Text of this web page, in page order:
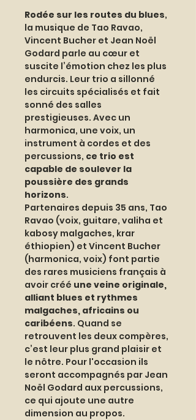
Rodée sur les routes du blues,
la musique de Tao Ravao,
Vincent Bucher et Jean Noël
Godard parle au cœur et
suscite l’émotion chez les plus
endurcis. Leur trio a sillonné
les circuits spécialisés et fait
sonné des salles
prestigieuses. Avec un
harmonica, une voix, un
instrument à cordes et des
percussions, ce trio est
capable de soulever la
poussière des grands
horizons.
Partenaires depuis 35 ans, Tao
Ravao (voix, guitare, valiha et
kabosy malgaches, krar
éthiopien) et Vincent Bucher
(harmonica, voix) font partie
des rares musiciens français à
avoir créé une veine originale,
alliant blues et rythmes
malgaches, africains ou
caribéens. Quand se
retrouvent les deux compères,
c’est leur plus grand plaisir et
le nôtre. Pour l'occasion ils
seront accompagnés par Jean
Noël Godard aux percussions,
ce qui ajoute une autre
dimension au propos.